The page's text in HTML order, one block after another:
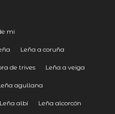
mi
Leña a coruña
de trives Leña a veiga
agullana
Leña albí Leña alcorcón